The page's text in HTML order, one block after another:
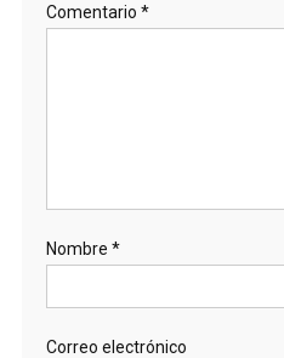
Comentario *
Nombre *
Correo electrónico